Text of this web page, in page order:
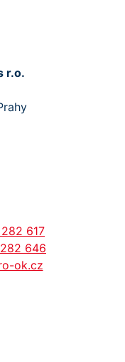
r.o.
282 617
282 646
ok.cz